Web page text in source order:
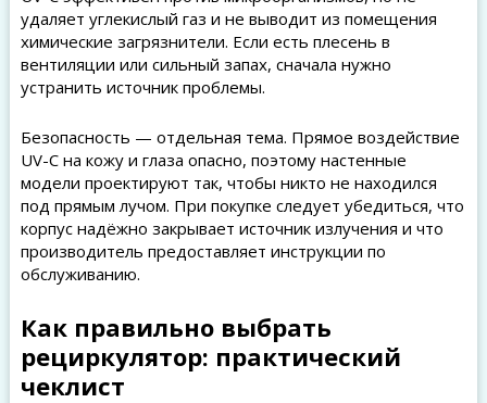
удаляет углекислый газ и не выводит из помещения
химические загрязнители. Если есть плесень в
вентиляции или сильный запах, сначала нужно
устранить источник проблемы.
Безопасность — отдельная тема. Прямое воздействие
UV-C на кожу и глаза опасно, поэтому настенные
модели проектируют так, чтобы никто не находился
под прямым лучом. При покупке следует убедиться, что
корпус надёжно закрывает источник излучения и что
производитель предоставляет инструкции по
обслуживанию.
Как правильно выбрать
рециркулятор: практический
чеклист